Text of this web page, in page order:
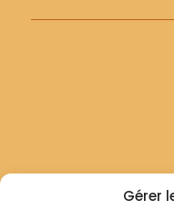
Gérer
Archives